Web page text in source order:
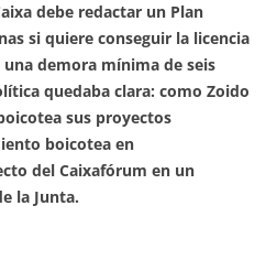
debe redactar un Plan
si quiere conseguir la licencia
demora mínima de seis
quedaba clara: como Zoido
sus proyectos
boicotea en
del Caixafórum en un
la Junta.